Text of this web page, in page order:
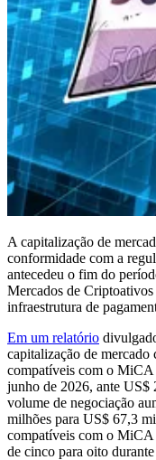
A capitalização de
conformidade com a
antecedeu o fim do
Mercados de
infraestrutura de
Em um relatório
capitalização de
compatíveis com o MiCA
junho de 2026, ante US$
volume de negociação
milhões para US$ 67,3
compatíveis com o MiCA
de cinco para oito